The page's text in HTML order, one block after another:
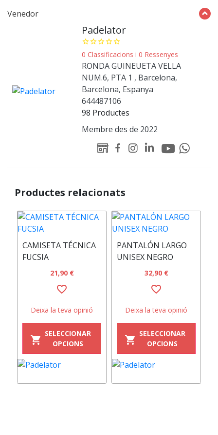
Venedor
Padelator
star_borderstar_borderstar_borderstar_borderstar_border
0 Classificacions i 0 Ressenyes
RONDA GUINEUETA VELLA
NUM.6, PTA 1 , Barcelona,
Barcelona, Espanya
644487106
98 Productes
Membre des de 2022
WEB
Facebook
Instagram
Linked-
Padelator
Youtube
Padelator
Whatsapp
Productes relacionats
CAMISETA TÉCNICA
FUCSIA
21,90 €
favorite_border
Deixa la teva opinió
shopping_cart
SELECCIONAR
OPCIONS
PANTALÓN LARGO
UNISEX NEGRO
32,90 €
favorite_border
Deixa la teva opinió
shopping_cart
SELECCIONAR
OPCIONS